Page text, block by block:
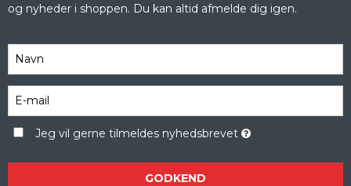
og nyheder i shoppen. Du kan altid afmelde dig igen.
Jeg vil gerne tilmeldes nyhedsbrevet
GODKEND